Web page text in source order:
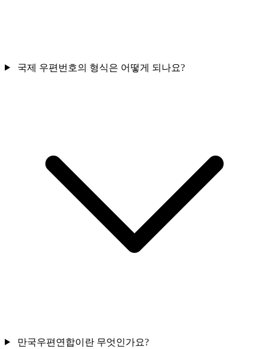
국제 우편번호의 형식은 어떻게 되나요?
만국우편연합이란 무엇인가요?